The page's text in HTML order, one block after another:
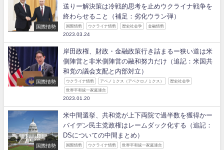
国際情勢
送りー解決策は冷戦的思考を止めウクライナ戦争を
終わらせること（補足：劣化ウラン弾）
国際情勢 ウクライナ情勢 歴史社会学 金融情勢
2023.03.24
国際情勢
岸田政権、財政・金融政策行き詰まるー狭い道は米
側陣営と非米側陣営の融和努力だけ（追記：米国共
和党の議会支配と内部対立）
ウクライナ情勢 アベノミクス（アベクロノミクス） 歴史社会学
世界平和統一家庭連合
2023.01.20
国際情勢
米中間選挙、共和党が上下両院で過半数を獲得かー
バイデン民主党政権はレームダック化する（追記：
DSについての中間まとめ）
国際情勢 ウクライナ情勢 世界平和統一家庭連合